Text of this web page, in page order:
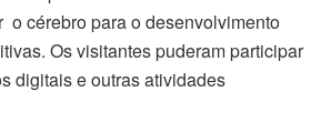
cérebro para o desenvolvimento
Os visitantes puderam participar
digitais e outras atividades